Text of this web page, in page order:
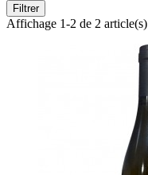
Filtrer
Affichage 1-2 de 2 article(s)